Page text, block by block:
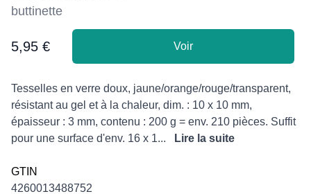
buttinette
Product information
5,95 € Voir
Description
Tesselles en verre doux, jaune/orange/rouge/transparent,
résistant au gel et à la chaleur, dim. : 10 x 10 mm,
épaisseur : 3 mm, contenu : 200 g = env. 210 pièces. Suffit
pour une surface d'env. 16 x 1...
Lire la suite
GTIN
4260013488752